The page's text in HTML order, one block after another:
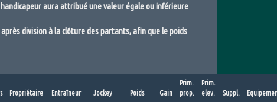
aura attribué une valeur égale ou inférieure
division à la clôture des partants, afin que le poids
Propriétaire Entraîneur Jockey Poids Gain
Prim.
prop.
Prim.
elev.
Suppl.